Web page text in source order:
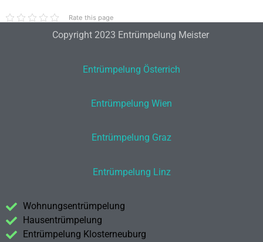
Rate this page
Copyright 2023 Entrümpelung Meister
Entrümpelung Österrich
Entrümpelung Wien
Entrümpelung Graz
Entrümpelung Linz
Wohnungsentrümpelung
Hausentrümpelung
Entrümpelung Klosterneuburg